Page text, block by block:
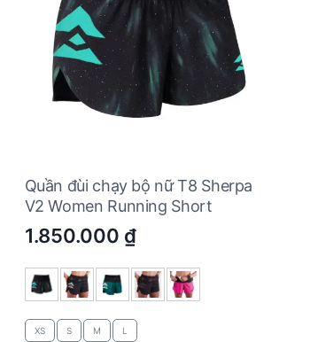
Quần đùi chạy bộ nữ T8 Sherpa
V2 Women Running Short
1.850.000 ₫
XS S M L